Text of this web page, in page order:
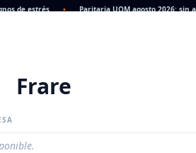
estrés • Paritaria UOM agosto 2026: sin
Frare